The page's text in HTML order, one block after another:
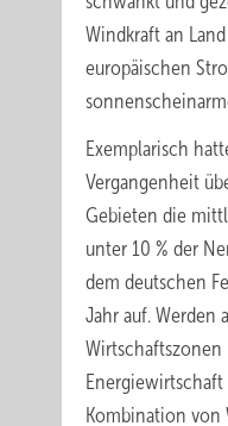
Windkraft an
europäischen
Exemplarisch
Vergangenheit
Gebieten die
unter 10 % der
dem deutschen
Jahr auf. Werden
Wirtschaftszonen
Kombination von